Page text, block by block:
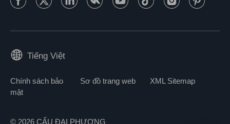
Tiếng Việt
Chính sách bảo
mật
Sơ đồ trang web XML Sitemap
© 2026 CẨU ĐẠI PHƯƠNG